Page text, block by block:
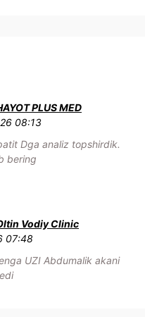
PLUS MED
08:13
Dga analiz topshirdik.
bering
Vodiy Clinic
07:48
UZI Abdumalik akani